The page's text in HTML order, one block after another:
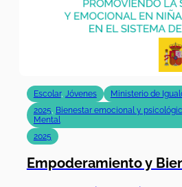
Escolar, Jóvenes
Ministerio de
2025, Bienestar emocional y
Mental
2025
Empoderamiento y